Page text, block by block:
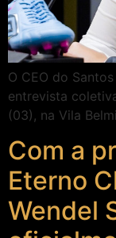
O CEO do
entrevista
(03), na Vila
Com a
Eterno
Wendel